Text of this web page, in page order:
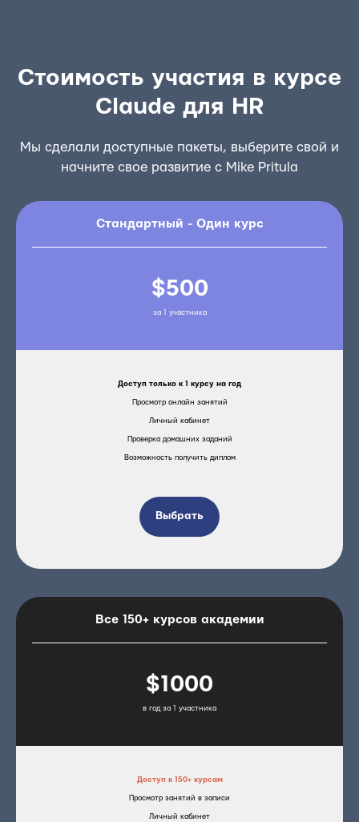
Стоимость участия в курсе
Claude для HR
Мы сделали доступные пакеты, выберите свой и
начните свое развитие с Mike Pritula
Стандартный - Один курс
$500
за 1 участника
Доступ только к 1 курсу на год
Просмотр онлайн занятий
Личный кабинет
Проверка домашних заданий
Возможность получить диплом
Выбрать
Все 150+ курсов академии
$1000
в год за 1 участника
Доступ к 150+ курсам
Просмотр занятий в записи
Личный кабинет